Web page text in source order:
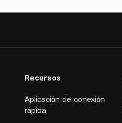
Recursos
Aplicación de conexión
rápida